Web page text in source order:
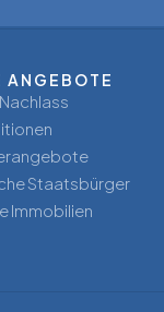
Staatsbürger
Immobilien